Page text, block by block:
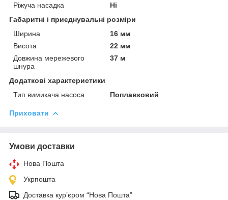
Ріжуча насадка
Ні
Габаритні і приєднувальні розміри
Ширина
16 мм
Висота
22 мм
Довжина мережевого
шнура
37 м
Додаткові характеристики
Тип вимикача насоса
Поплавковий
Приховати
Умови доставки
Нова Пошта
Укрпошта
Доставка кур’єром “Нова Пошта”